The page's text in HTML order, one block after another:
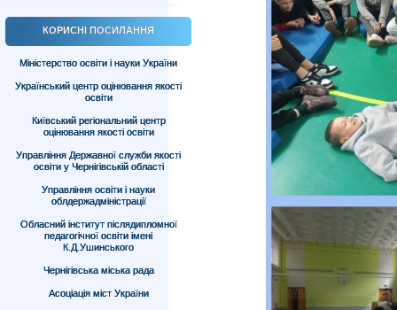
КОРИСНІ ПОСИЛАННЯ
Міністерство освіти і науки України
Український центр оцінювання якості
освіти
Київський регіональний центр
оцінювання якості освіти
Управління Державної служби якості
освіти у Чернігівській області
Управління освіти і науки
облдержадміністрації
Обласний інститут післядипломної
педагогічної освіти імені
К.Д.Ушинського
Чернігівська міська рада
Асоціація міст України